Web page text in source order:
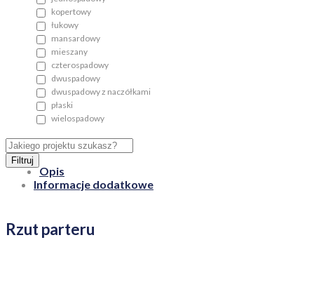
kopertowy
łukowy
mansardowy
mieszany
czterospadowy
dwuspadowy
dwuspadowy z naczółkami
płaski
wielospadowy
Filtruj
Opis
Informacje dodatkowe
Rzut parteru